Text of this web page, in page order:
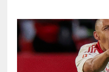
3
ATL